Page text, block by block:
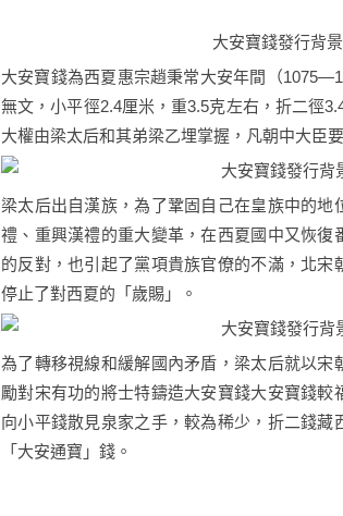
大安寶錢發行背
大安寶錢為西夏惠宗趙秉常大安年間（
無文，小平徑2.4厘米，重3.5克左右，折二徑
大權由梁太后和其弟梁乙埋掌握，凡朝中大臣
梁太后出自漢族，為了鞏固自己在皇族中的
禮、重興漢禮的重大變革，在西夏國中又恢
的反對，也引起了黨項貴族官僚的不滿，北宋
停止了對西夏的「歲賜」。
為了轉移視線和緩解國內矛盾，梁太后就以
勵對宋有功的將士特鑄造大安寶錢大安寶錢
向小平錢散見泉家之手，較為稀少，折二錢
「大安通寶」錢。